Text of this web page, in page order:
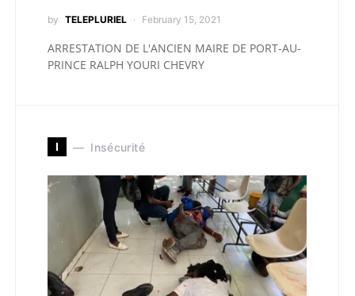
by TELEPLURIEL February 15, 2021
ARRESTATION DE L'ANCIEN MAIRE DE PORT-AU-
PRINCE RALPH YOURI CHEVRY
I Insécurité